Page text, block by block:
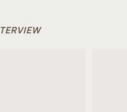
고객님 주문제작 설치후기입니다